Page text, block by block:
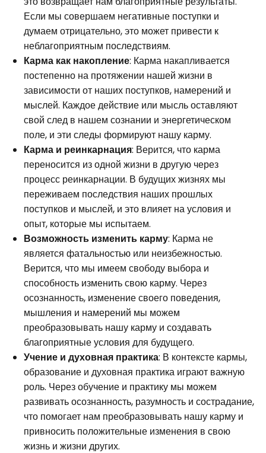
Если мы совершаем негативные поступки и
думаем отрицательно, это может привести к
неблагоприятным последствиям.
Карма как накопление: Карма накапливается
постепенно на протяжении нашей жизни в
зависимости от наших поступков, намерений и
мыслей. Каждое действие или мысль оставляют
свой след в нашем сознании и энергетическом
поле, и эти следы формируют нашу карму.
Карма и реинкарнация: Верится, что карма
переносится из одной жизни в другую через
процесс реинкарнации. В будущих жизнях мы
переживаем последствия наших прошлых
поступков и мыслей, и это влияет на условия и
опыт, которые мы испытаем.
Возможность изменить карму: Карма не
является фатальностью или неизбежностью.
Верится, что мы имеем свободу выбора и
способность изменить свою карму. Через
осознанность, изменение своего поведения,
мышления и намерений мы можем
преобразовывать нашу карму и создавать
благоприятные условия для будущего.
Учение и духовная практика: В контексте кармы,
образование и духовная практика играют важную
роль. Через обучение и практику мы можем
развивать осознанность, разумность и сострадание,
что помогает нам преобразовывать нашу карму и
привносить положительные изменения в свою
жизнь и жизни других.